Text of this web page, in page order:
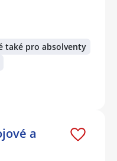
také pro absolventy
a